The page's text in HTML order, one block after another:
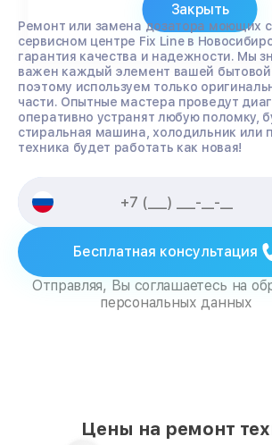
Ремонт или замена дозатора моющих
сервисном центре Fix Line в
гарантия качества и надежности. Мы
важен каждый элемент вашей бытовой
поэтому используем только
части. Опытные мастера проведут
оперативно устранят любую поломку,
стиральная машина, холодильник или
техника будет работать как новая!
Бесплатная консультация
Отправляя, Вы соглашаетесь на
персональных данных
Цены на ремонт
Закрыть